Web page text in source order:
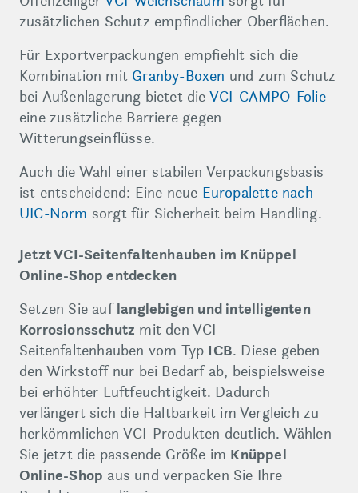
zusätzlichen Schutz empfindlicher Oberflächen.
Für Exportverpackungen empfiehlt sich die
Kombination mit Granby-Boxen und zum Schutz
bei Außenlagerung bietet die VCI-CAMPO-Folie
eine zusätzliche Barriere gegen
Witterungseinflüsse.
Auch die Wahl einer stabilen Verpackungsbasis
ist entscheidend: Eine neue Europalette nach
UIC-Norm sorgt für Sicherheit beim Handling.
Jetzt VCI-Seitenfaltenhauben im Knüppel
Online-Shop entdecken
Setzen Sie auflanglebigen und intelligenten
Korrosionsschutz mit den VCI-
Seitenfaltenhauben vom Typ ICB. Diese geben
den Wirkstoff nur bei Bedarf ab, beispielsweise
bei erhöhter Luftfeuchtigkeit. Dadurch
verlängert sich die Haltbarkeit im Vergleich zu
herkömmlichen VCI-Produkten deutlich. Wählen
Sie jetzt die passende Größe im Knüppel
Online-Shop aus und verpacken Sie Ihre